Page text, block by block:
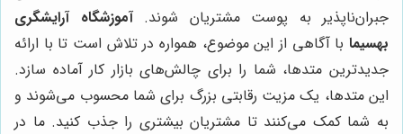
جبران‌ناپذیر به پوست مشتریان شوند.آموزشگاه آرایشگری
بهسیما با آگاهی از این موضوع، همواره در تلاش است تا با ارائه
جدیدترین متدها، شما را برای چالش‌های بازار کار آماده سازد.
این متدها، یک مزیت رقابتی بزرگ برای شما محسوب می‌شوند و
به شما کمک می‌کنند تا مشتریان بیشتری را جذب کنید. ما در